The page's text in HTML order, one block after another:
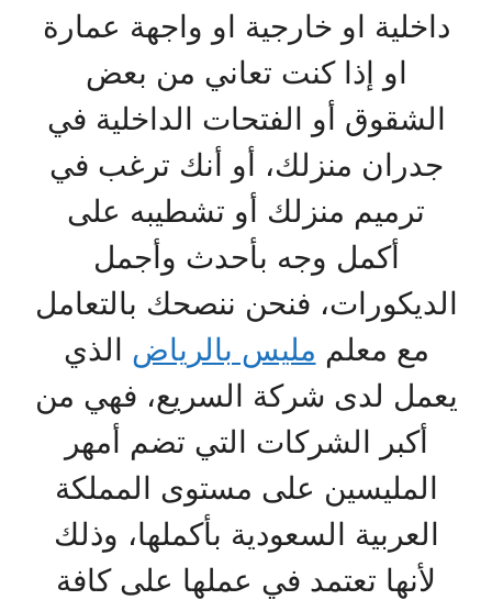
داخلية او خارجية او واجهة عمارة
او إذا كنت تعاني من بعض
الشقوق أو الفتحات الداخلية في
جدران منزلك، أو أنك ترغب في
ترميم منزلك أو تشطيبه على
أكمل وجه بأحدث وأجمل
الديكورات، فنحن ننصحك بالتعامل
مع معلم مليس بالرياض الذي
يعمل لدى شركة السريع، فهي من
أكبر الشركات التي تضم أمهر
المليسين على مستوى المملكة
العربية السعودية بأكملها، وذلك
لأنها تعتمد في عملها على كافة